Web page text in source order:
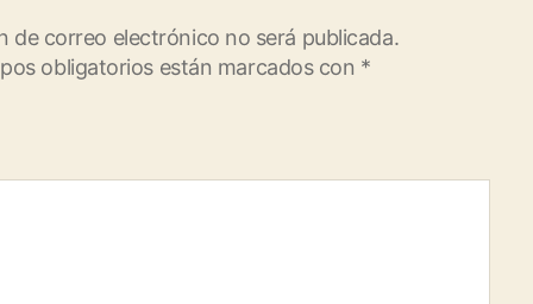
de correo electrónico no será publicada.
obligatorios están marcados con *